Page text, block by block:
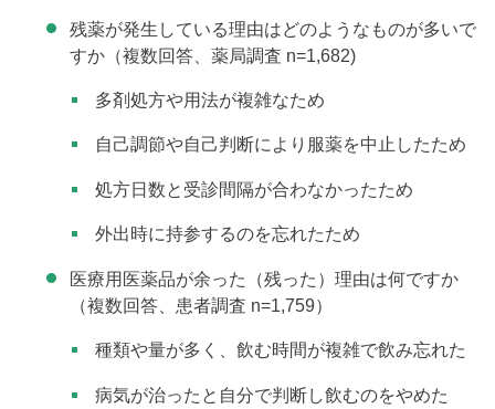
残薬が発生している理由はどのようなものが多いで
すか（複数回答、薬局調査 n=1,682)
多剤処方や用法が複雑なため
自己調節や自己判断により服薬を中止したため
処方日数と受診間隔が合わなかったため
外出時に持参するのを忘れたため
医療用医薬品が余った（残った）理由は何ですか
（複数回答、患者調査 n=1,759）
種類や量が多く、飲む時間が複雑で飲み忘れた
病気が治ったと自分で判断し飲むのをやめた